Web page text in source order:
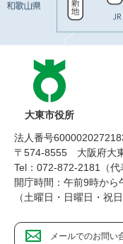
大東市役所
法人番号
〒574-8555 大阪府大
Tel：072-872-2181（代
開庁時間：午前9時から
（土曜日・日曜日・祝
メールでのお問い